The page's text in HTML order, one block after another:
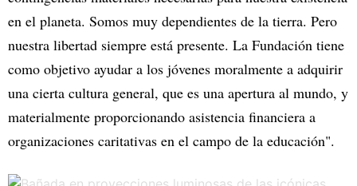
en el planeta. Somos muy dependientes de la tierra. Pero
nuestra libertad siempre está presente. La Fundación tiene
como objetivo ayudar a los jóvenes moralmente a adquirir
una cierta cultura general, que es una apertura al mundo, y
materialmente proporcionando asistencia financiera a
organizaciones caritativas en el campo de la educación".